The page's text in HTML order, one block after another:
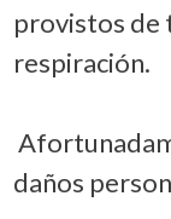
provistos de
respiración.
daños